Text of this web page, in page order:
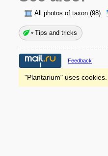
All photos of taxon (98)
Tips and tricks
Feedback
"Plantarium" uses